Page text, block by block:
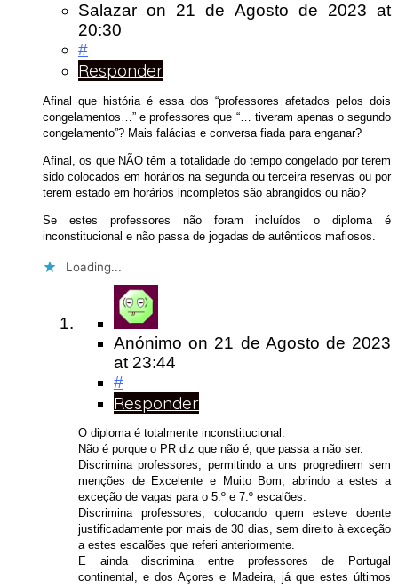
Salazar on 21 de Agosto de 2023at
20:30
#
Responder
Afinal que história é essa dos “professores afetados pelos dois
congelamentos…” e professores que “… tiveram apenas o segundo
congelamento”? Mais falácias e conversa fiada para enganar?
Afinal, os que NÃO têm a totalidade do tempo congelado por terem
sido colocados em horários na segunda ou terceira reservas ou por
terem estado em horários incompletos são abrangidos ou não?
Se estes professores não foram incluídos o diploma é
inconstitucional e não passa de jogadas de autênticos mafiosos.
Loading...
Anónimo on 21 de Agosto de 2023
at 23:44
#
Responder
O diploma é totalmente inconstitucional.
Não é porque o PR diz que não é, que passa a não ser.
Discrimina professores, permitindo a uns progredirem sem
menções de Excelente e Muito Bom, abrindo a estes a
exceção de vagas para o 5.º e 7.º escalões.
Discrimina professores, colocando quem esteve doente
justificadamente por mais de 30 dias, sem direito à exceção
a estes escalões que referi anteriormente.
E ainda discrimina entre professores de Portugal
continental, e dos Açores e Madeira, já que estes últimos